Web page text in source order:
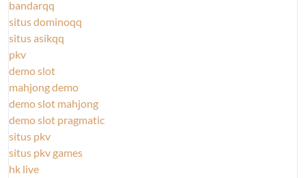
bandarqq
situs dominoqq
situs asikqq
pkv
demo slot
mahjong demo
demo slot mahjong
demo slot pragmatic
situs pkv
situs pkv games
hk live